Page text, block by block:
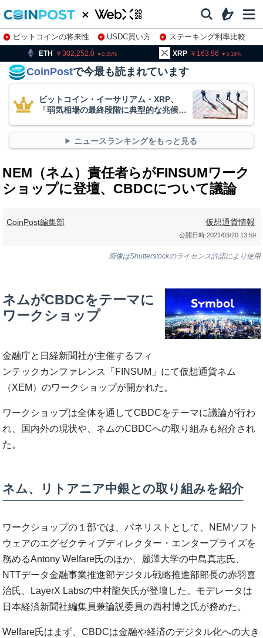
ビットコインの将来性 USDC買い方
ステーキング利率比較
株特集・関連銘柄
302,252.0 0.35 XRP 3.18 BNB
CoinPostで今最も読まれています
ビットコイン・イーサリアム・XRP、
「弱気相場の最終段階に典型的な兆候」
ニュースランキングをもっと見る
NEM（ネム）責任者らがFINSUMワーク
ショップに登壇、CBDCについて議論
CoinPost編集部 仮想通貨情報
公開日時:2021/03/20 13:59
画像はShutterstockのライセンス許諾により使用
ネムがCBDCをテーマに
ワークショップ
金融庁と日経新聞社が主催するフィ
ンテックカンファレンス「FINSUM」にて仮想通貨ネム
（XEM）のワークショップが開かれた。
ワークショップは全体を通してCBDCをテーマに議論が行わ
れ、国内外の現状や、ネムのCBDCへの取り組みも紹介され
た。
ネム、リトアニア中銀との取り組みを紹介
ワークショップの１部では、パネリストとして、NEMソフト
ウェアのエグゼクティブディレクター・エンタープライズを
務めるAntony Welfare氏のほか、麗澤大学の中島真志氏、
NTTデータ金融事業推進部デジタル戦略推進部部長の赤羽喜
治氏、LayerX Labsの中村龍矢氏が登壇した。モデレータは
日本経済新聞社編集員兼論説委員の西村博之氏が務めた。
Welfare氏はまず、CBDCは金融や経済のデジタル化への大き